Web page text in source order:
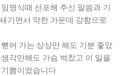
명식때 선포해 주신 말씀과 기
기면서 약한 가운데 강함으로
어 가는 상상만 해도 기분 좋았
각만해도 가슴 벅찼고 이 일을
쁨이었습니다